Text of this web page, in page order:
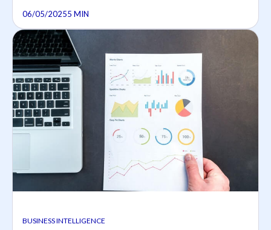
06/05/20255 MIN
BUSINESS INTELLIGENCE